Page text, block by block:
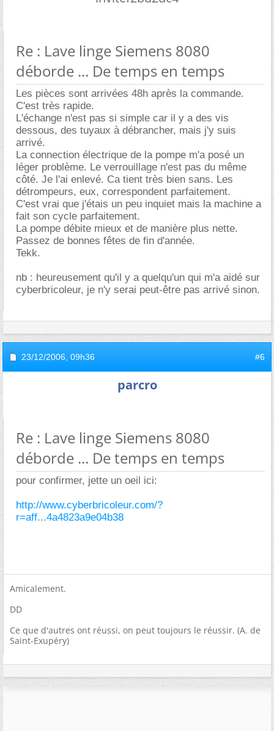
Re : Lave linge Siemens 8080
déborde ... De temps en temps
Les pièces sont arrivées 48h après la commande.
C'est très rapide.
L'échange n'est pas si simple car il y a des vis
dessous, des tuyaux à débrancher, mais j'y suis
arrivé.
La connection électrique de la pompe m'a posé un
léger problème. Le verrouillage n'est pas du même
côté. Je l'ai enlevé. Ca tient très bien sans. Les
détrompeurs, eux, correspondent parfaitement.
C'est vrai que j'étais un peu inquiet mais la machine a
fait son cycle parfaitement.
La pompe débite mieux et de manière plus nette.
Passez de bonnes fêtes de fin d'année.
Tekk.
nb : heureusement qu'il y a quelqu'un qui m'a aidé sur
cyberbricoleur, je n'y serai peut-être pas arrivé sinon.
23/12/2006, 09h36 #6
parcro
Re : Lave linge Siemens 8080
déborde ... De temps en temps
pour confirmer, jette un oeil ici:
http://www.cyberbricoleur.com/?
r=aff...4a4823a9e04b38
Amicalement.
DD
Ce que d'autres ont réussi, on peut toujours le réussir. (A. de
Saint-Exupéry)